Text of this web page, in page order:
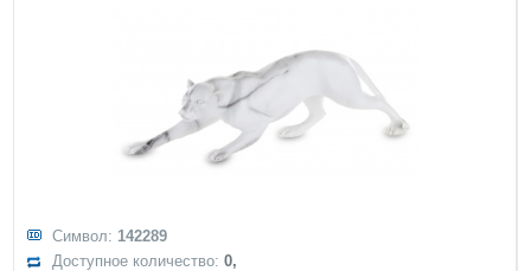
Символ: 142289
Доступное количество:0,